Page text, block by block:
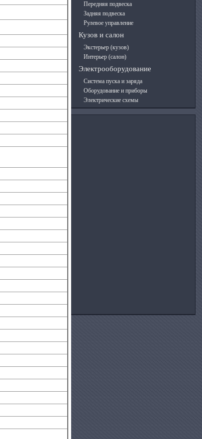
Передняя подвеска
Задняя подвеска
Рулевое управление
Кузов и салон
Экстерьер (кузов)
Интерьер (салон)
Электрооборудование
Система пуска и заряда
Оборудование и приборы
Электрические схемы